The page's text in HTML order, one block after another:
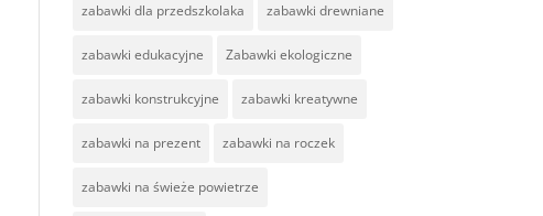
zabawki dla przedszkolaka zabawki drewniane
zabawki edukacyjne Zabawki ekologiczne
zabawki konstrukcyjne zabawki kreatywne
zabawki na prezent zabawki na roczek
zabawki na świeże powietrze